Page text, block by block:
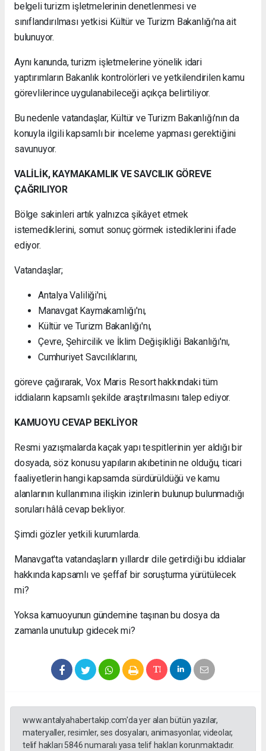
belgeli turizm işletmelerinin denetlenmesi ve
sınıflandırılması yetkisi Kültür ve Turizm Bakanlığı'na ait
bulunuyor.
Aynı kanunda, turizm işletmelerine yönelik idari
yaptırımların Bakanlık kontrolörleri ve yetkilendirilen kamu
görevlilerince uygulanabileceği açıkça belirtiliyor.
Bu nedenle vatandaşlar, Kültür ve Turizm Bakanlığı'nın da
konuyla ilgili kapsamlı bir inceleme yapması gerektiğini
savunuyor.
VALİLİK, KAYMAKAMLIK VE SAVCILIK GÖREVE
ÇAĞRILIYOR
Bölge sakinleri artık yalnızca şikâyet etmek
istemediklerini, somut sonuç görmek istediklerini ifade
ediyor.
Vatandaşlar;
Antalya Valiliği'ni,
Manavgat Kaymakamlığı'nı,
Kültür ve Turizm Bakanlığı'nı,
Çevre, Şehircilik ve İklim Değişikliği Bakanlığı'nı,
Cumhuriyet Savcılıklarını,
göreve çağırarak, Vox Maris Resort hakkındaki tüm
iddiaların kapsamlı şekilde araştırılmasını talep ediyor.
KAMUOYU CEVAP BEKLİYOR
Resmi yazışmalarda kaçak yapı tespitlerinin yer aldığı bir
dosyada, söz konusu yapıların akıbetinin ne olduğu, ticari
faaliyetlerin hangi kapsamda sürdürüldüğü ve kamu
alanlarının kullanımına ilişkin izinlerin bulunup bulunmadığı
soruları hâlâ cevap bekliyor.
Şimdi gözler yetkili kurumlarda.
Manavgat'ta vatandaşların yıllardır dile getirdiği bu iddialar
hakkında kapsamlı ve şeffaf bir soruşturma yürütülecek
mi?
Yoksa kamuoyunun gündemine taşınan bu dosya da
zamanla unutulup gidecek mi?
www.antalyahabertakip.com'da yer alan bütün yazılar,
materyaller, resimler, ses dosyaları, animasyonlar, videolar,
telif hakları 5846 numaralı yasa telif hakları korunmaktadır.